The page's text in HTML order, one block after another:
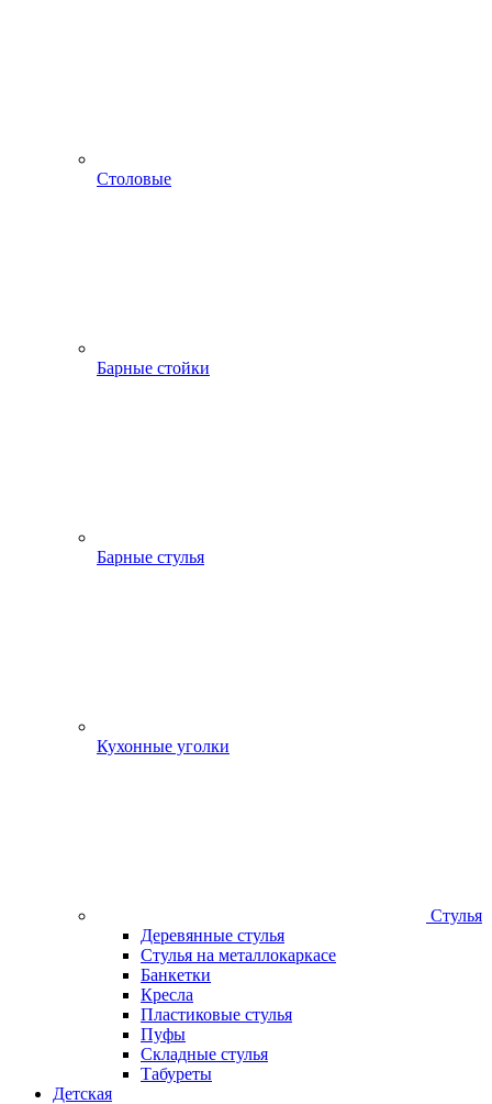
Столовые
Барные стойки
Барные стулья
Кухонные уголки
Стулья
Деревянные стулья
Стулья на металлокаркасе
Банкетки
Кресла
Пластиковые стулья
Пуфы
Складные стулья
Табуреты
Детская